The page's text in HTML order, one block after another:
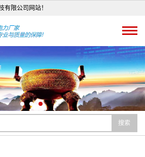
有限公司网站！
搜索